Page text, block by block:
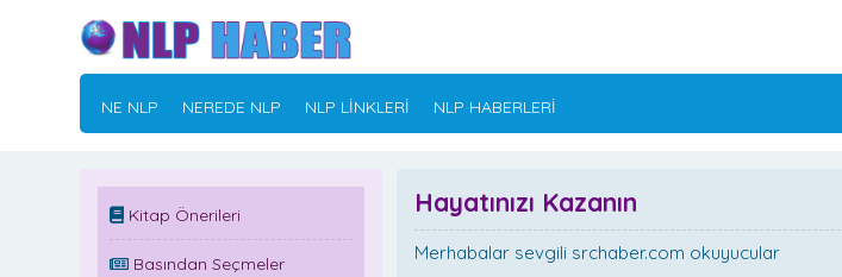
NE NLP NEREDE NLP NLP LİNKLERİ NLP HABERLERİ
Kitap Önerileri
Basından Seçmeler
Hayatınızı Kazanın
Merhabalar sevgili srchaber.com okuyucular